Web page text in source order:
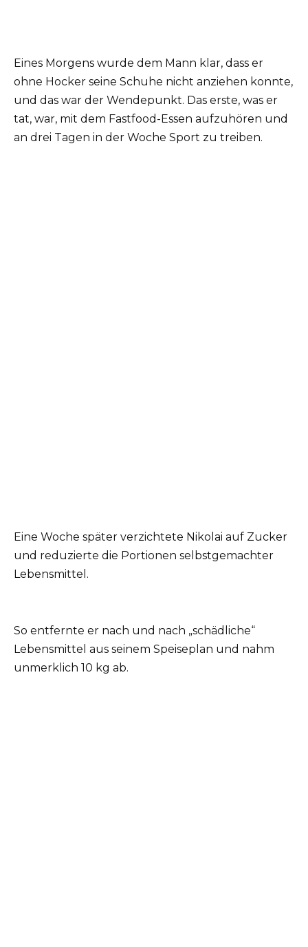
Eines Morgens wurde dem Mann klar, dass er
ohne Hocker seine Schuhe nicht anziehen konnte,
und das war der Wendepunkt. Das erste, was er
tat, war, mit dem Fastfood-Essen aufzuhören und
an drei Tagen in der Woche Sport zu treiben.
Eine Woche später verzichtete Nikolai auf Zucker
und reduzierte die Portionen selbstgemachter
Lebensmittel.
So entfernte er nach und nach „schädliche“
Lebensmittel aus seinem Speiseplan und nahm
unmerklich 10 kg ab.